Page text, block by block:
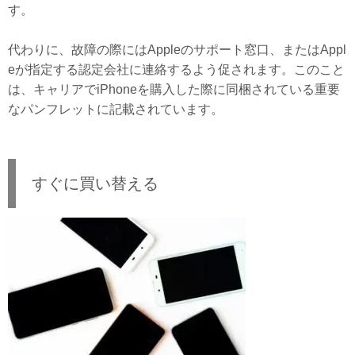
す。
代わりに、故障の際にはAppleのサポート窓口、またはAppl
eが指定する認定会社に連絡するよう促されます。このこと
は、キャリアでiPhoneを購入した際に同梱されている重要
なパンフレットに記載されています。
すぐに買い替える